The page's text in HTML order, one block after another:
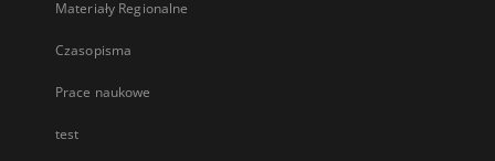
Materiały Regionalne
Czasopisma
Prace naukowe
test